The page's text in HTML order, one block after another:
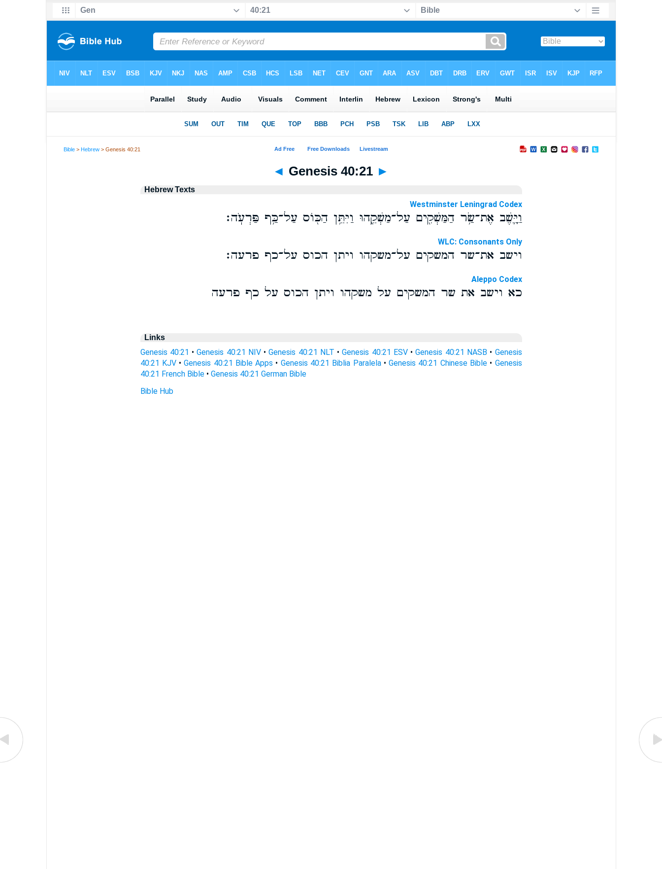
Bible >Hebrew > Genesis 40:21
◄ Genesis 40:21 ►
Hebrew Texts
Westminster Leningrad Codex
וַיָּ֛שֶׁב אֶת־שַׂ֥ר הַמַּשְׁקִ֖ים עַל־מַשְׁקֵ֑הוּ וַיִּתֵּ֥ן הַכּ֖וֹס עַל־כַּ֥ף פַּרְעֹֽה׃
WLC: Consonants Only
וישב את־שר המשקים על־משקהו ויתן הכוס על־כף פרעה׃
Aleppo Codex
כא וישב את שר המשקים על משקהו ויתן הכוס על כף פרעה
Links
Genesis 40:21 •Genesis 40:21 NIV•Genesis 40:21 NLT •Genesis 40:21 ESV•Genesis 40:21 NASB • Genesis
40:21 KJV•Genesis 40:21 Bible Apps • Genesis 40:21 Biblia Paralela•Genesis 40:21 Chinese Bible • Genesis
40:21 French Bible• Genesis 40:21 German Bible
Bible Hub